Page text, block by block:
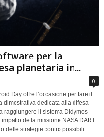
per la
planetaria in...
0
Day offre l’occasione per fare il
dimostrativa dedicata alla difesa
raggiungere il sistema Didymos–
della missione NASA DART
delle strategie contro possibili